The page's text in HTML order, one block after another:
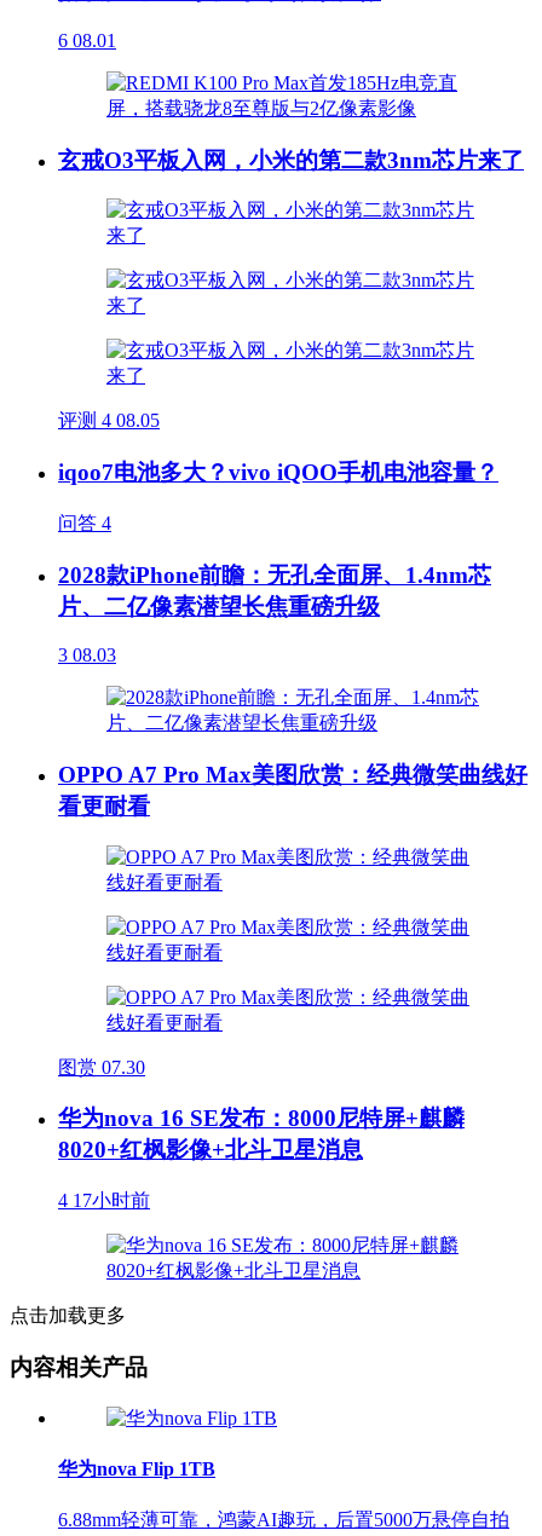
6 08.01
玄戒O3平板入网，小米的第二款3nm芯片来了
评测 4 08.05
iqoo7电池多大？vivo iQOO手机电池容量？
问答 4
2028款iPhone前瞻：无孔全面屏、1.4nm芯
片、二亿像素潜望长焦重磅升级
3 08.03
OPPO A7 Pro Max美图欣赏：经典微笑曲线好
看更耐看
图赏 07.30
华为nova 16 SE发布：8000尼特屏+麒麟
8020+红枫影像+北斗卫星消息
4 17小时前
点击加载更多
内容相关产品
华为nova Flip 1TB
6.88mm轻薄可靠，鸿蒙AI趣玩，后置5000万悬停自拍